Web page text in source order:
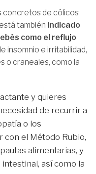
concretos de cólicos
también indicado
como el reflujo
insomnio e irritabilidad,
o craneales, como la
y quieres
de recurrir a
o los
el Método Rubio,
alimentarias, y
así como la